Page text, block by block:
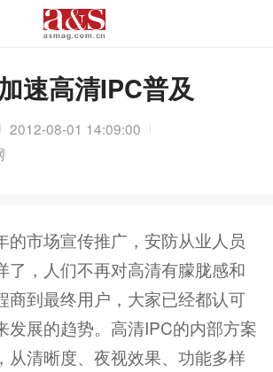
速高清IPC普及
2012-08-01 14:09:00
的市场宣传推广，安防从业人员
了，人们不再对高清有朦胧感和
商到最终用户，大家已经都认可
发展的趋势。高清IPC的内部方案
从清晰度、夜视效果、功能多样